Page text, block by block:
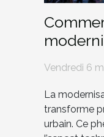
Vendredi 6
La
transforme
urbain. Ce